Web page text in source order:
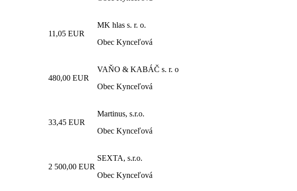
11,05 EUR
MK hlas s. r. o.
Obec Kynceľová
480,00 EUR
VAŇO & KABÁČ s. r. o
Obec Kynceľová
33,45 EUR
Martinus, s.r.o.
Obec Kynceľová
2 500,00 EUR
SEXTA, s.r.o.
Obec Kynceľová